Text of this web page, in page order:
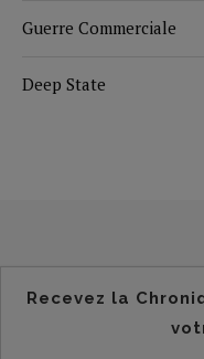
Guerre Commerciale
Deep State
Recevez la